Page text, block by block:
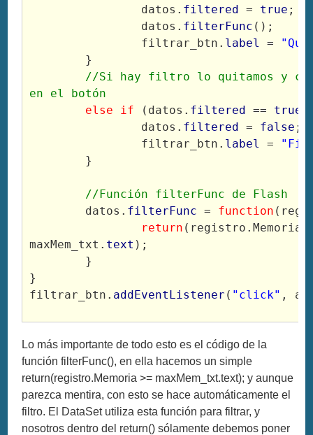
		datos.
filtered = true ;
		datos.
filterFunc ();
		filtrar_btn.
label =
	}
//Si hay filtro lo quitamos y
en el botón
else if (datos. filtered == true
		datos.
filtered = false ;
		filtrar_btn.
label =
	}
//Función filterFunc de Flash
	datos.
filterFunc = function
return (registro.Memoria
maxMem_txt. text );
	}
}
filtrar_btn. addEventListener ( "click" ,
Lo más importante de todo esto es el código de la
función filterFunc(), en ella hacemos un simple
return(registro.Memoria >= maxMem_txt.text); y aunque
parezca mentira, con esto se hace automáticamente el
filtro. El DataSet utiliza esta función para filtrar, y
nosotros dentro del return() sólamente debemos poner